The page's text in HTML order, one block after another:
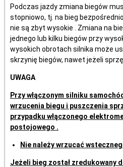
Podczas jazdy zmiana biegów
stopniowo, tj. na bieg
nie są zbyt wysokie . Zmiana na
jednego lub kilku biegów przy
wysokich obrotach silnika może
skrzynię biegów, nawet jeżeli
UWAGA
Przy włączonym silniku
wrzucenia biegu i puszczenia
przypadku włączonego
postojowego .
Nie należy wrzucać
Jeżeli bieg został zredukowany